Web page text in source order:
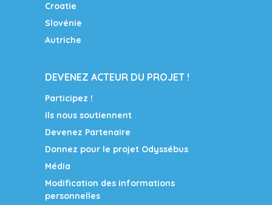
Croatie
Slovénie
Autriche
DEVENEZ ACTEUR DU PROJET !
Participez !
Ils nous soutiennent
Devenez Partenaire
Donnez pour le projet Odyssébus
Média
Modification des informations
personnelles